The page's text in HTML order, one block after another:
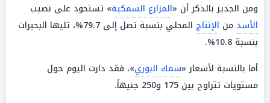
ومن الجدير بالذكر أن «المزارع السمكية» تستحوذ على نصيب
الأسد من الإنتاج
المحلي بنسبة تصل إلى 79.7%، تليها البحيرات
بنسبة 10.8%.
أما بالنسبة لأسعار «سمك البوري»، فقد دارت اليوم حول
مستويات تتراوح بين 175 و250 جنيهاً.